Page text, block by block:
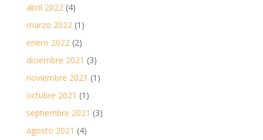
abril 2022(4)
marzo 2022(1)
enero 2022(2)
diciembre 2021 (3)
noviembre 2021 (1)
octubre 2021 (1)
septiembre 2021 (3)
agosto 2021 (4)